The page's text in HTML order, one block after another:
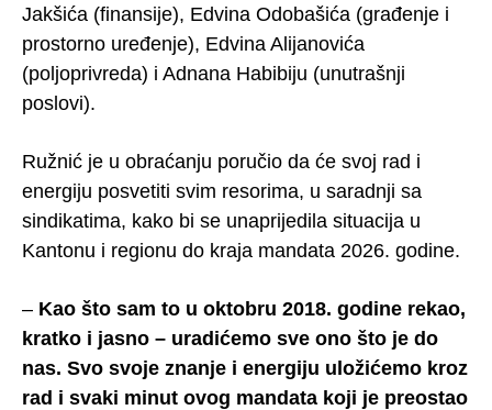
Jakšića (finansije), Edvina Odobašića (građenje i
prostorno uređenje), Edvina Alijanovića
(poljoprivreda) i Adnana Habibiju (unutrašnji
poslovi).
Ružnić je u obraćanju poručio da će svoj rad i
energiju posvetiti svim resorima, u saradnji sa
sindikatima, kako bi se unaprijedila situacija u
Kantonu i regionu do kraja mandata 2026. godine.
– Kao što sam to u oktobru 2018. godine rekao,
kratko i jasno – uradićemo sve ono što je do
nas. Svo svoje znanje i energiju uložićemo kroz
rad i svaki minut ovog mandata koji je preostao